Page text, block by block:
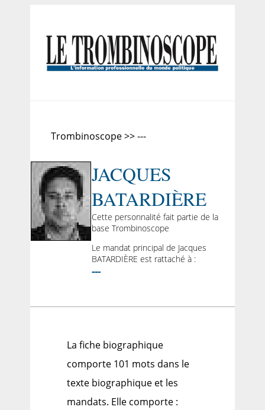
Trombinoscope >> ---
JACQUES
BATARDIÈRE
Cette personnalité fait partie de la
base Trombinoscope
Le mandat principal de Jacques
BATARDIÈRE est rattaché à :
---
La fiche biographique
comporte 101 mots dans le
texte biographique et les
mandats. Elle comporte :